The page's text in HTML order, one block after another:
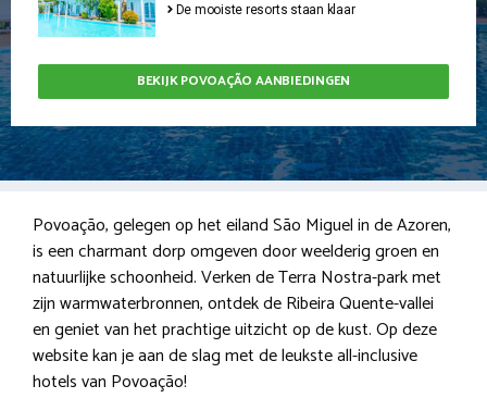
De mooiste resorts staan klaar
BEKIJK POVOAÇÃO AANBIEDINGEN
Povoação, gelegen op het eiland São Miguel in de Azoren,
is een charmant dorp omgeven door weelderig groen en
natuurlijke schoonheid. Verken de Terra Nostra-park met
zijn warmwaterbronnen, ontdek de Ribeira Quente-vallei
en geniet van het prachtige uitzicht op de kust. Op deze
website kan je aan de slag met de leukste all-inclusive
hotels van Povoação!